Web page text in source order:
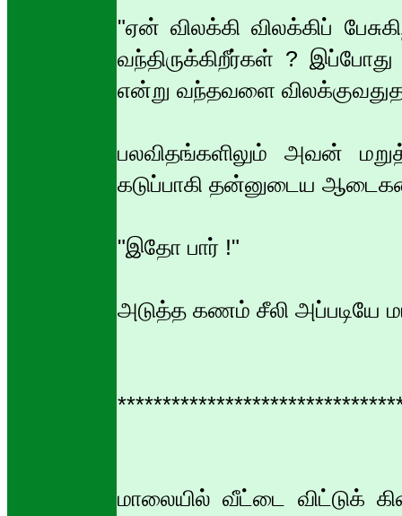
"ஏன் விலக்கி விலக்கிப்
வந்திருக்கிறீர்கள் ?
என்று வந்தவளை
பலவிதங்களிலும் அவன்
கடுப்பாகி தன்னுடைய
"இதோ பார் !"
அடுத்த கணம் சீலி அப்படியே
மாலையில் வீட்டை விட்டுக்